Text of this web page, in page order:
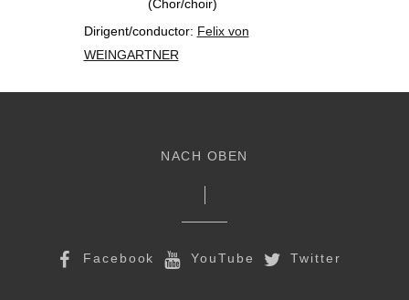
(Chor/choir)
Dirigent/conductor: Felix von
WEINGARTNER
NACH OBEN
Facebook YouTube Twitter